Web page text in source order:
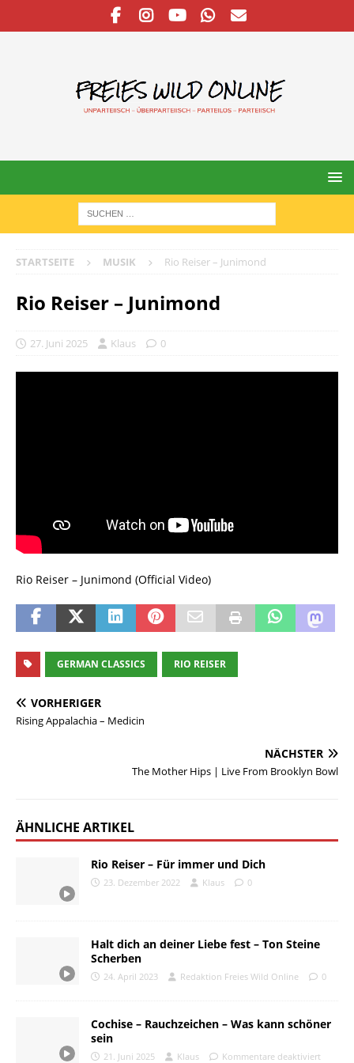
STARTSEITE MUSIK Rio Reiser – Junimond
Rio Reiser – Junimond
27. Juni 2025 Klaus 0
Rio Reiser – Junimond (Official Video)
GERMAN CLASSICS RIO REISER
VORHERIGER
Rising Appalachia – Medicin
NÄCHSTER
The Mother Hips | Live From Brooklyn Bowl
ÄHNLICHE ARTIKEL
Rio Reiser – Für immer und Dich
23. Dezember 2022 Klaus 0
Halt dich an deiner Liebe fest – Ton Steine
Scherben
24. April 2023 Redaktion Freies Wild Online 0
Cochise – Rauchzeichen – Was kann schöner
sein
21. Juni 2025 Klaus Kommentare deaktiviert